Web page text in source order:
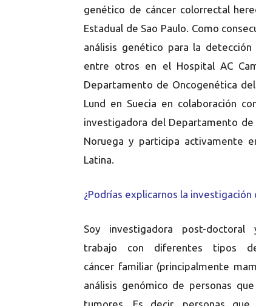
genético de cáncer colorrectal
Estadual de Sao Paulo. Como
análisis genético para la
entre otros en el Hospital AC
Departamento de Oncogenética
Lund en Suecia en colaboración
investigadora del Departamento
Noruega y participa activamente
Latina.
¿Podrías explicarnos la
Soy investigadora post-doctoral
trabajo con diferentes tipos
cáncer familiar (principalmente
análisis genómico de personas